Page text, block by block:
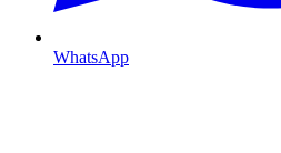
WhatsApp